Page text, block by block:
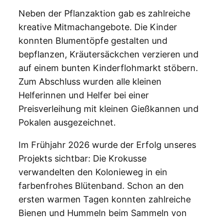
Neben der Pflanzaktion gab es zahlreiche
kreative Mitmachangebote. Die Kinder
konnten Blumentöpfe gestalten und
bepflanzen, Kräutersäckchen verzieren und
auf einem bunten Kinderflohmarkt stöbern.
Zum Abschluss wurden alle kleinen
Helferinnen und Helfer bei einer
Preisverleihung mit kleinen Gießkannen und
Pokalen ausgezeichnet.
Im Frühjahr 2026 wurde der Erfolg unseres
Projekts sichtbar: Die Krokusse
verwandelten den Kolonieweg in ein
farbenfrohes Blütenband. Schon an den
ersten warmen Tagen konnten zahlreiche
Bienen und Hummeln beim Sammeln von